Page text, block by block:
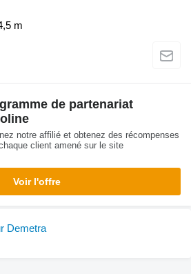
m
de partenariat
notre affilié et obtenez des récompenses
client amené sur le site
Voir l'offre
Demetra